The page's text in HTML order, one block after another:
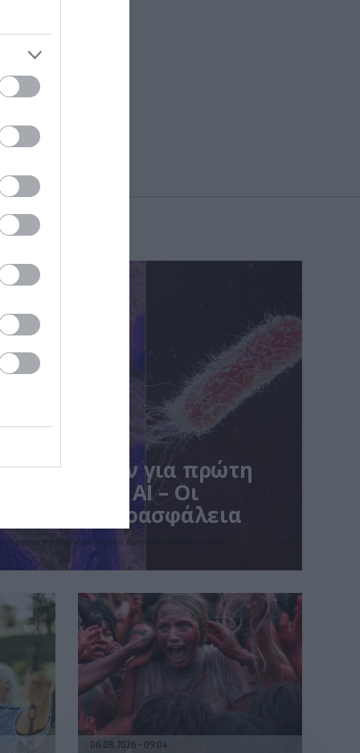
για πρώτη
ιούς με AI – Οι
για τη βιοασφάλεια
τη βοήθεια Τεχνητής Νοημοσύνης που εξοντώνουν ανθεκτικά μικρόβια
06.08.2026 09:04